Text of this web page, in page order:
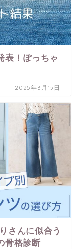
表！ぽっちゃ
2025年3月15日
さんに似合う
骨格診断